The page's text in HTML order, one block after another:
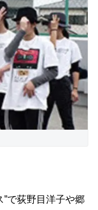
で荻野目洋子や郷